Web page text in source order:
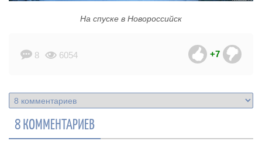
На спуске в Новороссийск
8 6054 +7
8 КОММЕНТАРИЕВ